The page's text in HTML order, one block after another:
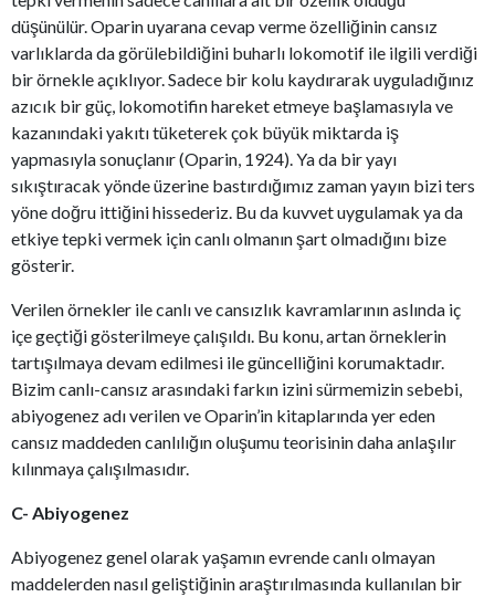
düşünülür. Oparin uyarana cevap verme özelliğinin cansız
varlıklarda da görülebildiğini buharlı lokomotif ile ilgili verdiği
bir örnekle açıklıyor. Sadece bir kolu kaydırarak uyguladığınız
azıcık bir güç, lokomotifin hareket etmeye başlamasıyla ve
kazanındaki yakıtı tüketerek çok büyük miktarda iş
yapmasıyla sonuçlanır (Oparin, 1924). Ya da bir yayı
sıkıştıracak yönde üzerine bastırdığımız zaman yayın bizi ters
yöne doğru ittiğini hissederiz. Bu da kuvvet uygulamak ya da
etkiye tepki vermek için canlı olmanın şart olmadığını bize
gösterir.
Verilen örnekler ile canlı ve cansızlık kavramlarının aslında iç
içe geçtiği gösterilmeye çalışıldı. Bu konu, artan örneklerin
tartışılmaya devam edilmesi ile güncelliğini korumaktadır.
Bizim canlı-cansız arasındaki farkın izini sürmemizin sebebi,
abiyogenez adı verilen ve Oparin’in kitaplarında yer eden
cansız maddeden canlılığın oluşumu teorisinin daha anlaşılır
kılınmaya çalışılmasıdır.
C- Abiyogenez
Abiyogenez genel olarak yaşamın evrende canlı olmayan
maddelerden nasıl geliştiğinin araştırılmasında kullanılan bir